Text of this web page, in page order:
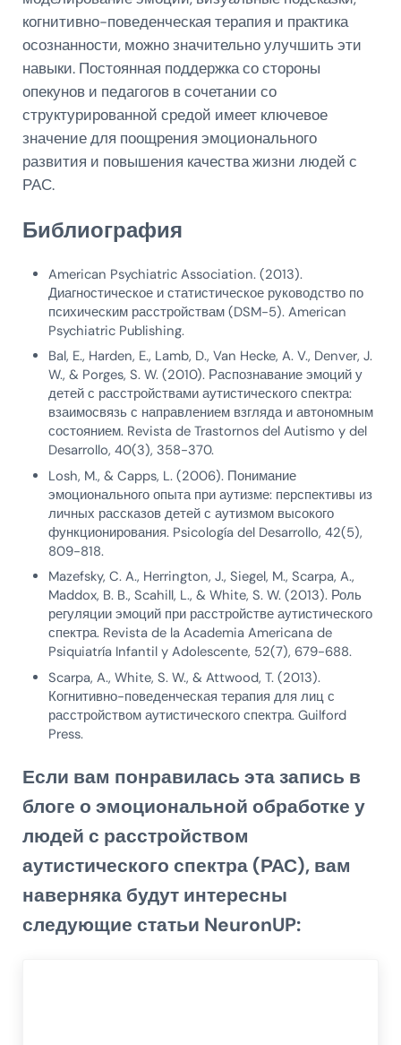
когнитивно-поведенческая терапия и практика
осознанности, можно значительно улучшить эти
навыки. Постоянная поддержка со стороны
опекунов и педагогов в сочетании со
структурированной средой имеет ключевое
значение для поощрения эмоционального
развития и повышения качества жизни людей с
РАС.
Библиография
American Psychiatric Association. (2013).
Диагностическое и статистическое руководство по
психическим расстройствам (DSM-5). American
Psychiatric Publishing.
Bal, E., Harden, E., Lamb, D., Van Hecke, A. V., Denver, J.
W., & Porges, S. W. (2010). Распознавание эмоций у
детей с расстройствами аутистического спектра:
взаимосвязь с направлением взгляда и автономным
состоянием. Revista de Trastornos del Autismo y del
Desarrollo, 40(3), 358-370.
Losh, M., & Capps, L. (2006). Понимание
эмоционального опыта при аутизме: перспективы из
личных рассказов детей с аутизмом высокого
функционирования. Psicología del Desarrollo, 42(5),
809-818.
Mazefsky, C. A., Herrington, J., Siegel, M., Scarpa, A.,
Maddox, B. B., Scahill, L., & White, S. W. (2013). Роль
регуляции эмоций при расстройстве аутистического
спектра. Revista de la Academia Americana de
Psiquiatría Infantil y Adolescente, 52(7), 679-688.
Scarpa, A., White, S. W., & Attwood, T. (2013).
Когнитивно-поведенческая терапия для лиц с
расстройством аутистического спектра. Guilford
Press.
Если вам понравилась эта запись в
блоге о эмоциональной обработке у
людей с расстройством
аутистического спектра (РАС), вам
наверняка будут интересны
следующие статьи NeuronUP: